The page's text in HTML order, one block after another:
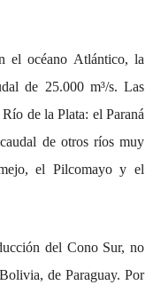
el océano Atlántico, la
de 25.000 m³/s. Las
de la Plata: el Paraná
de otros ríos muy
el Pilcomayo y el
del Cono Sur, no
de Paraguay. Por